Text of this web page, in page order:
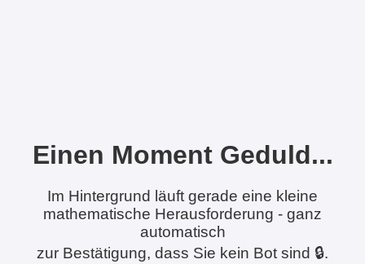
Einen Moment Geduld...
Im Hintergrund läuft gerade eine kleine
mathematische Herausforderung - ganz
automatisch
zur Bestätigung, dass Sie kein Bot sind 🔒.